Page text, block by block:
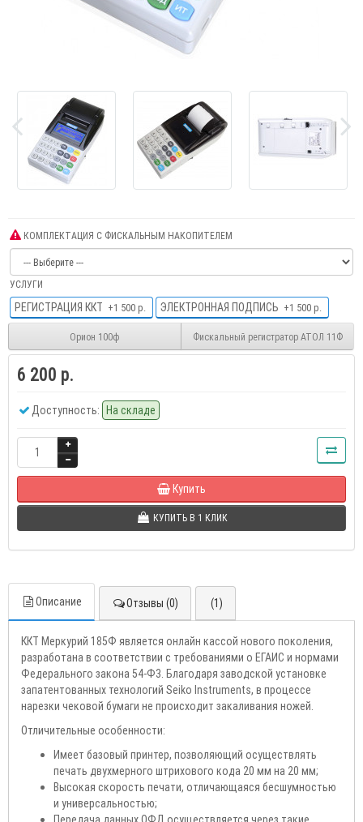
КОМПЛЕКТАЦИЯ С ФИСКАЛЬНЫМ НАКОПИТЕЛЕМ
УСЛУГИ
РЕГИСТРАЦИЯ ККТ +1 500 р. ЭЛЕКТРОННАЯ ПОДПИСЬ +1 500 р.
Орион 100ф Фискальный регистратор АТОЛ 11Ф
6 200 р.
Доступность: На складе
Купить
КУПИТЬ В 1 КЛИК
Описание Отзывы (0) (1)
ККТ Меркурий 185Ф является онлайн кассой нового поколения,
разработана в соответствии с требованиями о ЕГАИС и нормами
Федерального закона 54-Ф3. Благодаря заводской установке
запатентованных технологий Seiko Instruments, в процессе
нарезки чековой бумаги не происходит закаливания ножей.
Отличительные особенности:
Имеет базовый принтер, позволяющий осуществлять
печать двухмерного штрихового кода 20 мм на 20 мм;
Высокая скорость печати, отличающаяся бесшумностью
и универсальностью;